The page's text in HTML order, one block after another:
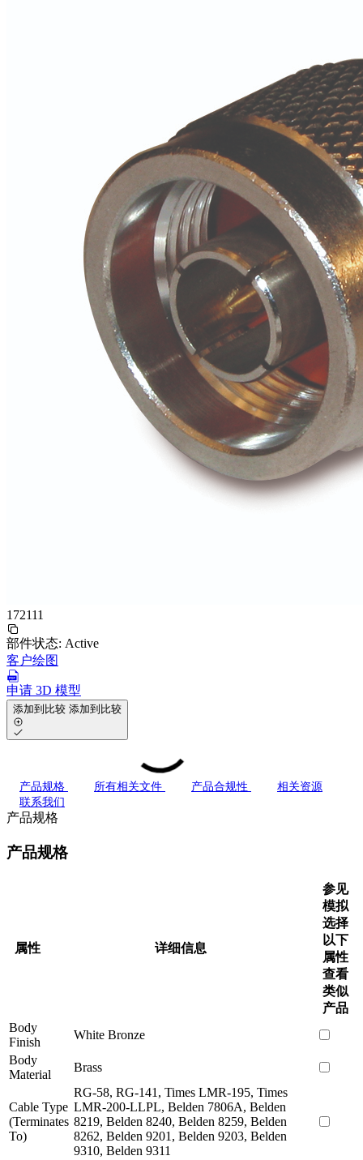
172111
部件状态: Active
客户绘图
申请 3D 模型
添加到比较 添加到比较
产品规格 所有相关文件 产品合规性
相关资源
联系我们
产品规格
产品规格
属性 详细信息
参见
模拟
选择
以下
属性
查看
类似
产品
Body
Finish
White Bronze
Body
Material
Brass
Cable Type
(Terminates
To)
RG-58, RG-141, Times LMR-195, Times
LMR-200-LLPL, Belden 7806A, Belden
8219, Belden 8240, Belden 8259, Belden
8262, Belden 9201, Belden 9203, Belden
9310, Belden 9311